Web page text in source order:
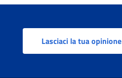
Lasciaci la tua opinione